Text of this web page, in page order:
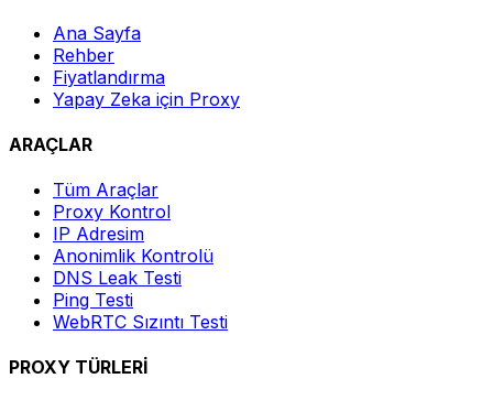
Ana Sayfa
Rehber
Fiyatlandırma
Yapay Zeka için Proxy
ARAÇLAR
Tüm Araçlar
Proxy Kontrol
IP Adresim
Anonimlik Kontrolü
DNS Leak Testi
Ping Testi
WebRTC Sızıntı Testi
PROXY TÜRLERİ